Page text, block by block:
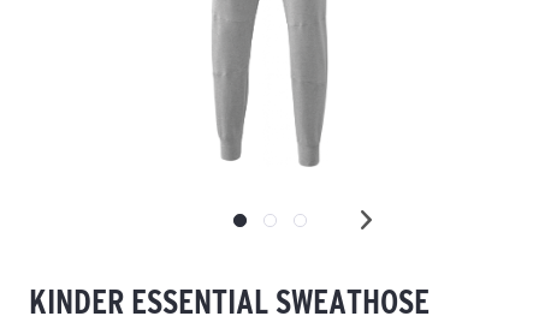
KINDER ESSENTIAL SWEATHOSE